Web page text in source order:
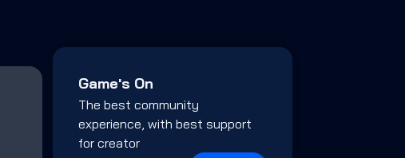
Game's On
The best community
experience, with best support
for creator